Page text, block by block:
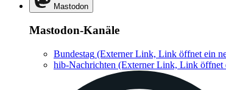
Mastodon
Mastodon-Kanäle
Bundestag (Externer Link, Link öffnet ein
hib-Nachrichten (Externer Link, Link öffnet